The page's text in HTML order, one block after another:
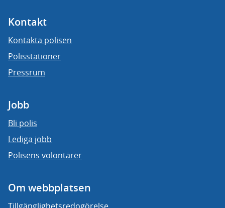
Kontakt
Kontakta polisen
Polisstationer
Pressrum
Jobb
Bli polis
Lediga jobb
Polisens volontärer
Om webbplatsen